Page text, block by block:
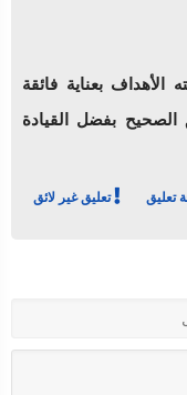
بعناية فائقة
بفضل القيادة
تعليق تعليق غير لائق